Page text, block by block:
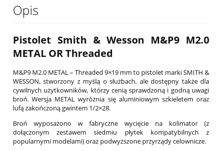
Opis
Pistolet Smith & Wesson M&P9 M2.0
METAL OR Threaded
M&P9 M2.0 METAL – Threaded 9×19 mm to pistolet marki SMITH &
WESSON, stworzony z myślą o służbach, ale dostępny także dla
cywilnych użytkowników, którzy cenią sprawdzoną i godną uwagi
broń. Wersja METAL wyróżnia się aluminiowym szkieletem oraz
lufą zakończoną gwintem 1/2×28.
Broń wyposażono w fabryczne wycięcie na kolimator (z
dołączonym zestawem siedmiu płytek kompatybilnych z
popularnymi modelami) oraz podwyższone przyrządy celownicze.